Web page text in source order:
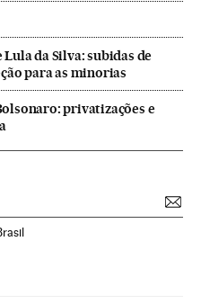
da Silva: subidas de
para as minorias
privatizações e